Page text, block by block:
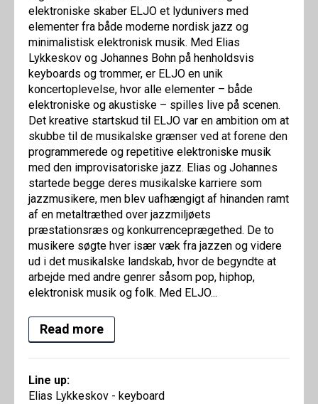
elektroniske skaber ELJO et lydunivers med
elementer fra både moderne nordisk jazz og
minimalistisk elektronisk musik. Med Elias
Lykkeskov og Johannes Bohn på henholdsvis
keyboards og trommer, er ELJO en unik
koncertoplevelse, hvor alle elementer – både
elektroniske og akustiske – spilles live på scenen.
Det kreative startskud til ELJO var en ambition om at
skubbe til de musikalske grænser ved at forene den
programmerede og repetitive elektroniske musik
med den improvisatoriske jazz. Elias og Johannes
startede begge deres musikalske karriere som
jazzmusikere, men blev uafhængigt af hinanden ramt
af en metaltræthed over jazzmiljøets
præstationsræs og konkurrenceprægethed. De to
musikere søgte hver især væk fra jazzen og videre
ud i det musikalske landskab, hvor de begyndte at
arbejde med andre genrer såsom pop, hiphop,
elektronisk musik og folk. Med ELJO...
Read more
Line up:
Elias Lykkeskov - keyboard